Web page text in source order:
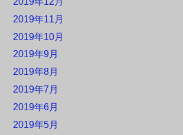
2019年11月
2019年10月
2019年9月
2019年8月
2019年7月
2019年6月
2019年5月